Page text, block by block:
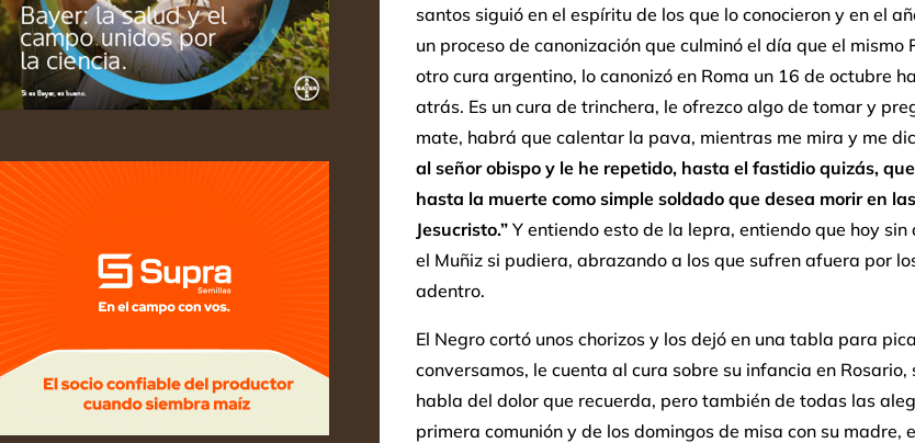
santos siguió en el espíritu de los que lo conocieron y en el
un proceso de canonización que culminó el día que el mismo
otro cura argentino, lo canonizó en Roma un 16 de octubre
atrás. Es un cura de trinchera, le ofrezco algo de tomar y
mate, habrá que calentar la pava, mientras me mira y me
al señor obispo y le he repetido, hasta el fastidio quizás,
hasta la muerte como simple soldado que desea morir en
Jesucristo.”Y entiendo esto de la lepra, entiendo que hoy sin
el Muñiz si pudiera, abrazando a los que sufren afuera por
adentro.
El Negro cortó unos chorizos y los dejó en una tabla para
conversamos, le cuenta al cura sobre su infancia en Rosario,
habla del dolor que recuerda, pero también de todas las
primera comunión y de los domingos de misa con su madre,